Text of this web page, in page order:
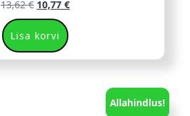
13,62€ 10,77 €
Lisa korvi
Allahindlus!